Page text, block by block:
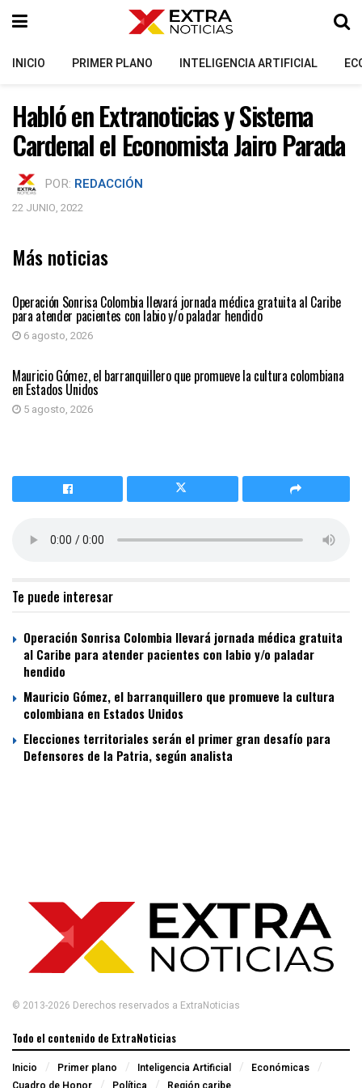
INICIO PRIMER PLANO INTELIGENCIA ARTIFICIAL
Habló en Extranoticias y Sistema
Cardenal el Economista Jairo Parada
POR: REDACCIÓN
22 JUNIO, 2022
Más noticias
Operación Sonrisa Colombia llevará jornada médica gratuita al Caribe
para atender pacientes con labio y/o paladar hendido
6 agosto, 2026
PRIMER PLANO
Mauricio Gómez, el barranquillero que promueve la cultura colombiana
en Estados Unidos
5 agosto, 2026
Te puede interesar
Operación Sonrisa Colombia llevará jornada médica gratuita
al Caribe para atender pacientes con labio y/o paladar
hendido
Mauricio Gómez, el barranquillero que promueve la cultura
colombiana en Estados Unidos
Elecciones territoriales serán el primer gran desafío para
Defensores de la Patria, según analista
© 2013-2026 Derechos reservados a ExtraNoticias
Todo el contenido de ExtraNoticias
Inicio Primer plano Inteligencia Artificial
Económicas